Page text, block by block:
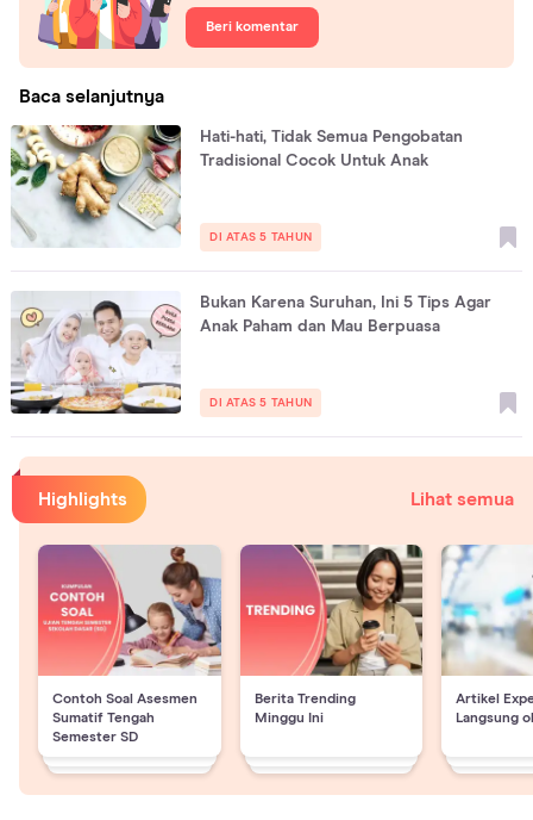
Beri komentar
Baca selanjutnya
Hati-hati, Tidak Semua Pengobatan
Tradisional Cocok Untuk Anak
DI ATAS 5 TAHUN
Bukan Karena Suruhan, Ini 5 Tips Agar
Anak Paham dan Mau Berpuasa
DI ATAS 5 TAHUN
Highlights Lihat semua
Contoh Soal Asesmen
Sumatif Tengah
Semester SD
Berita Trending
Minggu Ini
Artikel
Langsung